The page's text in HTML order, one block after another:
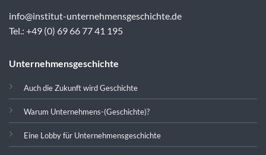
info@institut-unternehmensgeschichte.de
Tel.: +49 (0) 69 66 77 41 195
Unternehmensgeschichte
Auch die Zukunft wird Geschichte
Warum Unternehmens-(Geschichte)?
Eine Lobby für Unternehmensgeschichte